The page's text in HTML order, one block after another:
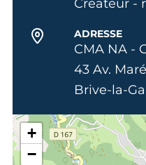
Créateur -
ADRESSE
CMA NA -
43 Av.
Brive-la-
+
−